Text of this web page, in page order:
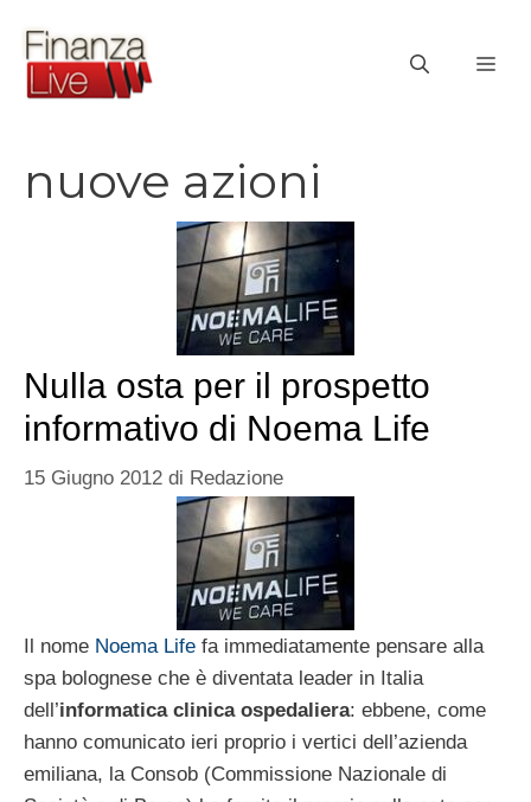
contenuto
nuove azioni
Nulla osta per il prospetto
informativo di Noema Life
15 Giugno 2012 di Redazione
Il nome Noema Life fa immediatamente pensare alla
spa bolognese che è diventata leader in Italia
dell’informatica clinica ospedaliera: ebbene, come
hanno comunicato ieri proprio i vertici dell’azienda
emiliana, la Consob (Commissione Nazionale di